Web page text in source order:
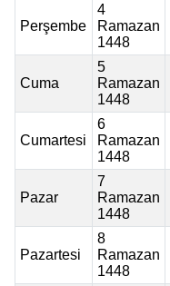
Perşembe
4
Ramazan
1448
Cuma
5
Ramazan
1448
Cumartesi
6
Ramazan
1448
Pazar
7
Ramazan
1448
Pazartesi
8
Ramazan
1448